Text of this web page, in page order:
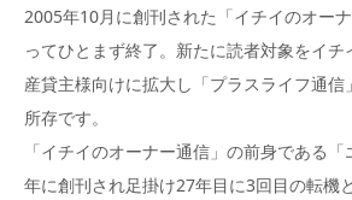
2005年10月に創刊された「イチイのオー
ってひとまず終了。新たに読者対象をイ
産貸主様向けに拡大し「プラスライフ通信
所存です。
「イチイのオーナー通信」の前身である
年に創刊され足掛け27年目に3回目の転機